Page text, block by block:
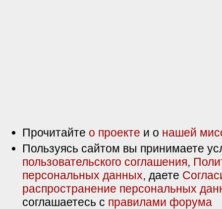
Прочитайте о проекте и о нашей
Пользуясь сайтом вы принимаете
пользовательского соглашения,
персональных данных, даете
распространение персональных
соглашаетесь с правилами форума